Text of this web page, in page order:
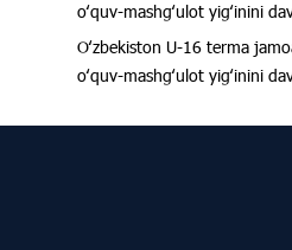
oʻquv-mashgʻulot yigʻinini
Oʻzbekiston U-16 terma
oʻquv-mashgʻulot yigʻinini